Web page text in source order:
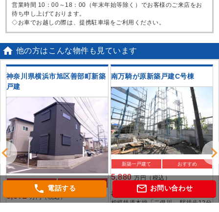
営業時間 10：00～18：00（年末年始等除く）でお客様のご来店をお
待ち申し上げております。
◇お車でお越しの際は、提携駐車場をご利用ください。
 他の方はこんな物件も見ています
神奈川県横浜市旭区善部町新築
戸建
新築一戸建て
6,672万円（税込）
南万騎が原新築戸建C号棟
新築一戸建て おすすめ
5,880万円（税込）
神奈川県横浜市旭区万騎が原
相模鉄道本線「二俣川」 駅徒歩12分
phone 電話する mail_outline お問い合わせ